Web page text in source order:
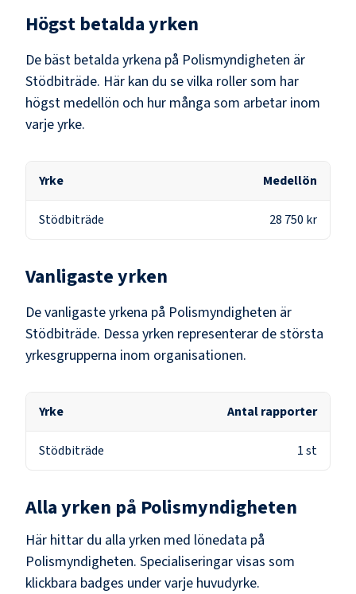
Högst betalda yrken
De bäst betalda yrkena på Polismyndigheten är
Stödbiträde. Här kan du se vilka roller som har
högst medellön och hur många som arbetar inom
varje yrke.
Yrke Medellön
Stödbiträde 28 750 kr
Vanligaste yrken
De vanligaste yrkena på Polismyndigheten är
Stödbiträde. Dessa yrken representerar de största
yrkesgrupperna inom organisationen.
Yrke Antal rapporter
Stödbiträde 1st
Alla yrken på Polismyndigheten
Här hittar du alla yrken med lönedata på
Polismyndigheten. Specialiseringar visas som
klickbara badges under varje huvudyrke.